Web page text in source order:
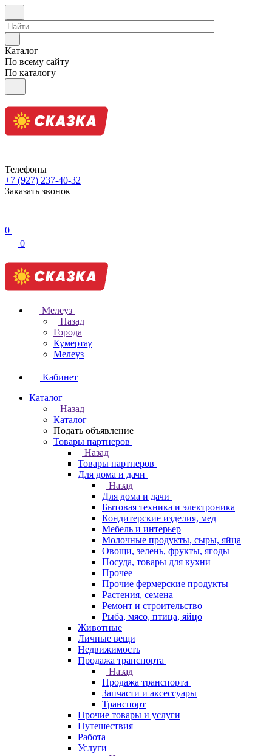
Каталог
По всему сайту
По каталогу
Телефоны
+7 (927) 237-40-32
Заказать звонок
0
0
Мелеуз
Назад
Города
Кумертау
Мелеуз
Кабинет
Каталог
Назад
Каталог
Подать объявление
Товары партнеров
Назад
Товары партнеров
Для дома и дачи
Назад
Для дома и дачи
Бытовая техника и электроника
Кондитерские изделия, мед
Мебель и интерьер
Молочные продукты, сыры, яйца
Овощи, зелень, фрукты, ягоды
Посуда, товары для кухни
Прочее
Прочие фермерские продукты
Растения, семена
Ремонт и строительство
Рыба, мясо, птица, яйцо
Животные
Личные вещи
Недвижимость
Продажа транспорта
Назад
Продажа транспорта
Запчасти и аксессуары
Транспорт
Прочие товары и услуги
Путешествия
Работа
Услуги